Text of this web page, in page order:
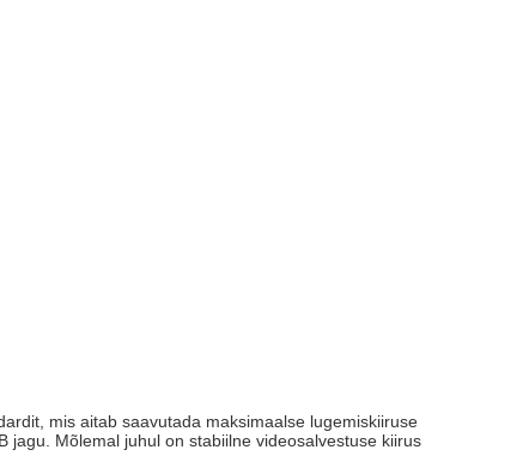
mis aitab saavutada maksimaalse lugemiskiiruse
jagu. Mõlemal juhul on stabiilne videosalvestuse kiirus